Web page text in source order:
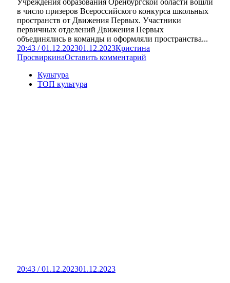
в число призеров Всероссийского конкурса школьных
пространств от Движения Первых. Участники
первичных отделений Движения Первых
объединялись в команды и оформляли пространства...
20:43 / 01.12.202301.12.2023Кристина
ПросвиркинаОставить комментарий
Культура
ТОП культура
20:43 / 01.12.202301.12.2023